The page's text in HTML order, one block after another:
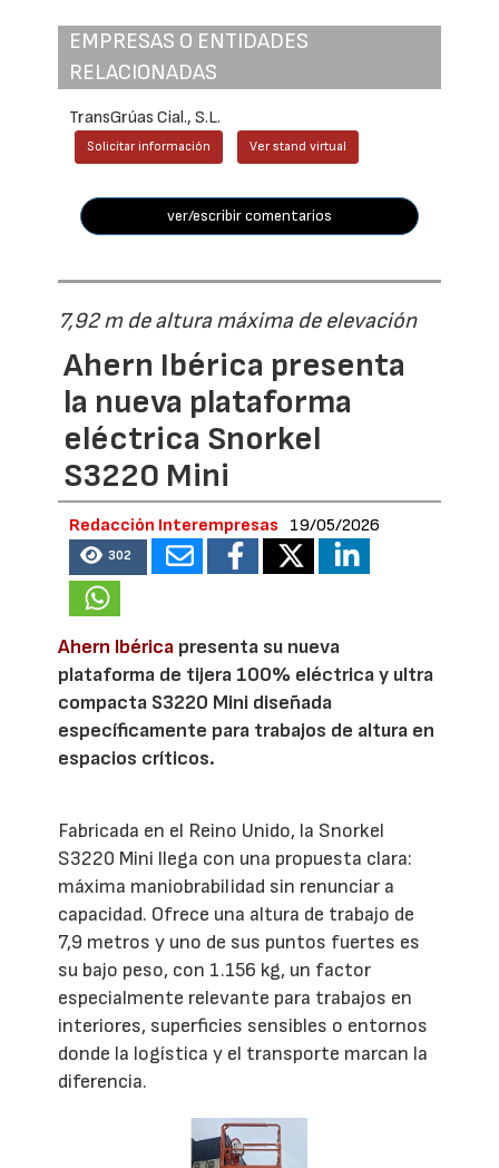
EMPRESAS O ENTIDADES
RELACIONADAS
TransGrúas Cial., S.L.
Solicitar información Ver stand virtual
ver/escribir comentarios
7,92 m de altura máxima de elevación
Ahern Ibérica presenta
la nueva plataforma
eléctrica Snorkel
S3220 Mini
Redacción Interempresas 19/05/2026
302
Ahern Ibérica presenta su nueva
plataforma de tijera 100% eléctrica y ultra
compacta S3220 Mini diseñada
específicamente para trabajos de altura en
espacios críticos.
Fabricada en el Reino Unido, la Snorkel
S3220 Mini llega con una propuesta clara:
máxima maniobrabilidad sin renunciar a
capacidad. Ofrece una altura de trabajo de
7,9 metros y uno de sus puntos fuertes es
su bajo peso, con 1.156 kg, un factor
especialmente relevante para trabajos en
interiores, superficies sensibles o entornos
donde la logística y el transporte marcan la
diferencia.